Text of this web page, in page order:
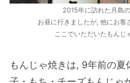
2015年に訪れた月島
お昼に行きましたが, 他にお客
ここでいただいたもんじ
もんじゃ焼きは, 9年前の